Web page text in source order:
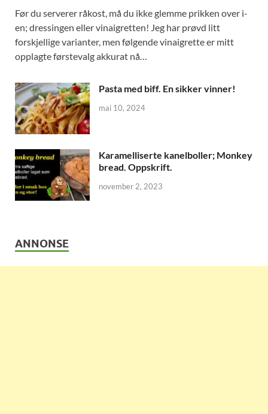
Før du serverer råkost, må du ikke glemme prikken over i-
en; dressingen eller vinaigretten! Jeg har prøvd litt
forskjellige varianter, men følgende vinaigrette er mitt
opplagte førstevalg akkurat nå…
Pasta med biff. En sikker vinner!
mai 10, 2024
Karamelliserte kanelboller; Monkey
bread. Oppskrift.
november 2, 2023
ANNONSE